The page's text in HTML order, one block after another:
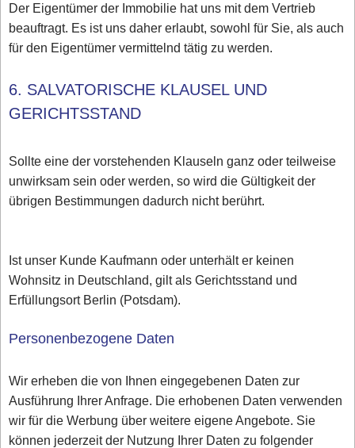
Der Eigentümer der Immobilie hat uns mit dem Vertrieb
beauftragt. Es ist uns daher erlaubt, sowohl für Sie, als auch
für den Eigentümer vermittelnd tätig zu werden.
6. SALVATORISCHE KLAUSEL UND
GERICHTSSTAND
Sollte eine der vorstehenden Klauseln ganz oder teilweise
unwirksam sein oder werden, so wird die Gültigkeit der
übrigen Bestimmungen dadurch nicht berührt.
Ist unser Kunde Kaufmann oder unterhält er keinen
Wohnsitz in Deutschland, gilt als Gerichtsstand und
Erfüllungsort Berlin (Potsdam).
Personenbezogene Daten
Wir erheben die von Ihnen eingegebenen Daten zur
Ausführung Ihrer Anfrage. Die erhobenen Daten verwenden
wir für die Werbung über weitere eigene Angebote. Sie
können jederzeit der Nutzung Ihrer Daten zu folgender